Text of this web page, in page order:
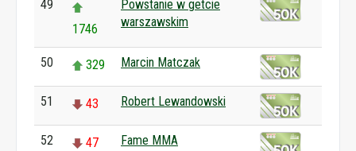
49
1746
Powstanie w getcie
warszawskim
50 329 Marcin Matczak
51 43 Robert Lewandowski
52 47 Fame MMA